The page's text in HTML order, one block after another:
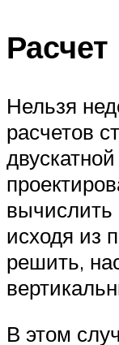
Расчет
Нельзя
расчетов
исходя из
решить,
В этом